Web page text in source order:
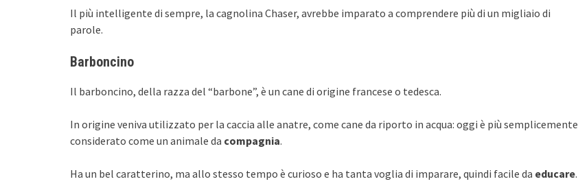
Il più intelligente di sempre, la cagnolina Chaser, avrebbe imparato a comprendere più di un migliaio di
parole.
Barboncino
Il barboncino, della razza del “barbone”, è un cane di origine francese o tedesca.
In origine veniva utilizzato per la caccia alle anatre, come cane da riporto in acqua: oggi è più semplicemente
considerato come un animale da compagnia.
Ha un bel caratterino, ma allo stesso tempo è curioso e ha tanta voglia di imparare, quindi facile da educare.